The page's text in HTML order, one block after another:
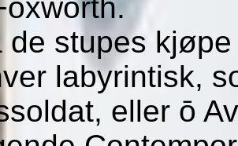
de stupes
labyrintisk,
eller ō